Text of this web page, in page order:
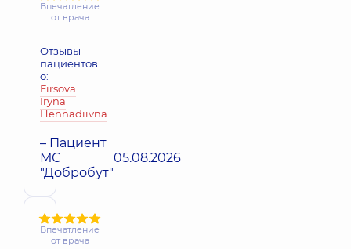
Впечатление
от врача
Отзывы
пациентов
о:
Firsova
Iryna
Hennadiivna
– Пациент
МС
"Добробут"
05.08.2026
Впечатление
от врача